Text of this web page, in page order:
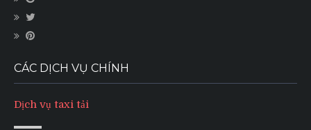
CÁC DỊCH VỤ CHÍNH
Dịch vụ taxi tải